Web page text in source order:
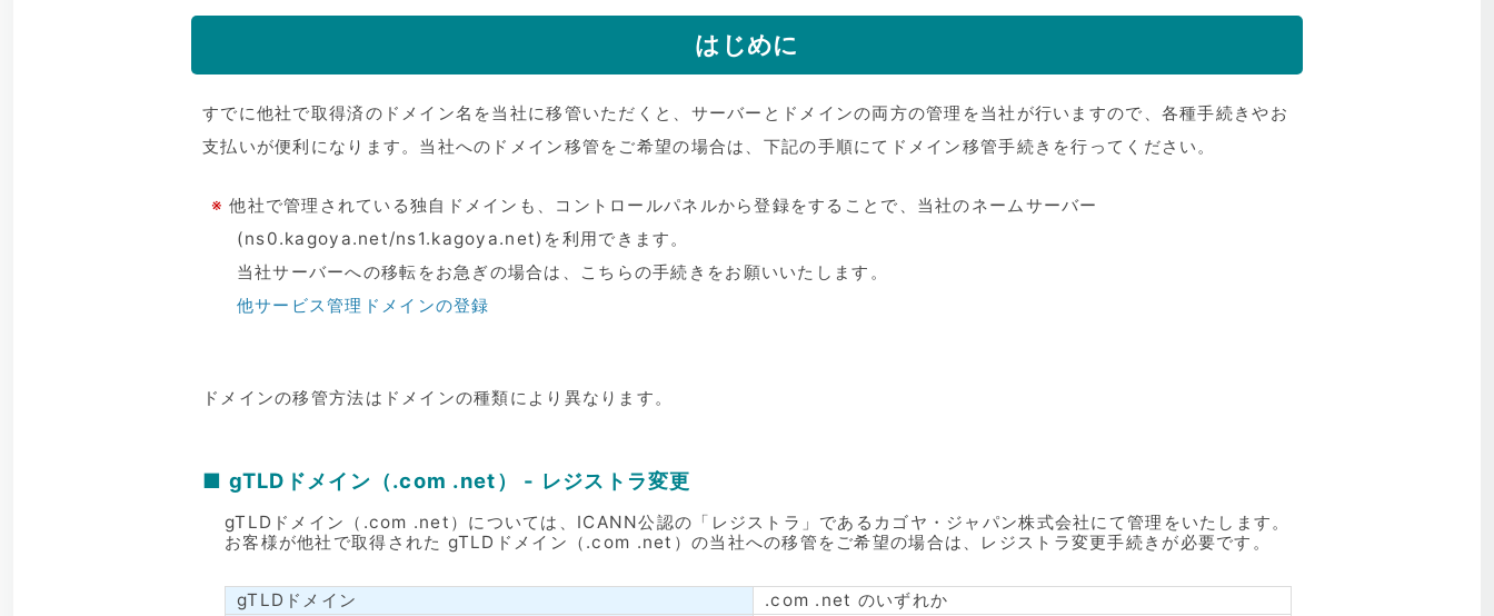
はじめに
すでに他社で取得済のドメイン名を当社に移管いただくと、サーバーとドメインの両方の管理を当社が行いますので、各種手続きやお
支払いが便利になります。当社へのドメイン移管をご希望の場合は、下記の手順にてドメイン移管手続きを行ってください。
※他社で管理されている独自ドメインも、コントロールパネルから登録をすることで、当社のネームサーバー
(ns0.kagoya.net/ns1.kagoya.net)を利用できます。
当社サーバーへの移転をお急ぎの場合は、こちらの手続きをお願いいたします。
他サービス管理ドメインの登録
ドメインの移管方法はドメインの種類により異なります。
■ gTLDドメイン（.com .net） - レジストラ変更
gTLDドメイン（.com .net）については、ICANN公認の「レジストラ」であるカゴヤ・ジャパン株式会社にて管理をいたします。
お客様が他社で取得された gTLDドメイン（.com .net）の当社への移管をご希望の場合は、レジストラ変更手続きが必要です。
gTLDドメイン
.com .net のいずれか